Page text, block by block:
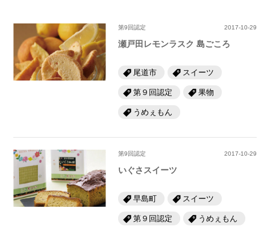
第9回認定 2017-10-29
瀬戸田レモンラスク 島ごころ
尾道市 スイーツ
第９回認定 果物
うめぇもん
第9回認定 2017-10-29
いぐさスイーツ
早島町 スイーツ
第９回認定 うめぇもん